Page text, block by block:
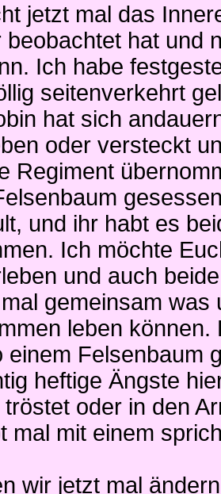
jetzt mal das
beobachtet hat und
Ich habe
seitenverkehrt
hat sich
oder versteckt
Regiment
und ihr habt es
Ich möchte
und auch
gemeinsam was
leben können.
einem Felsenbaum
heftige Ängste
oder in den
mal mit einem
wir jetzt mal